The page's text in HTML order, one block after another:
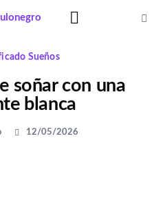
Sueños
soñar con una
blanca
12/05/2026